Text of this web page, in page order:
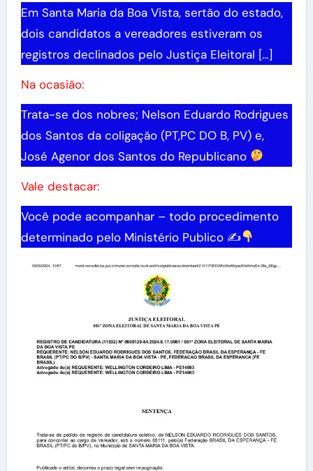
Em Santa Maria da Boa Vista, sertão do estado,
dois candidatos a vereadores estiveram os
registros declinados pelo Justiça Eleitoral […]
Na ocasião:
Trata-se dos nobres; Nelson Eduardo Rodrigues
dos Santos da coligação (PT,PC DO B, PV) e,
José Agenor dos Santos do Republicano
Vale destacar:
Você pode acompanhar – todo procedimento
determinado pelo Ministério Publico ✍